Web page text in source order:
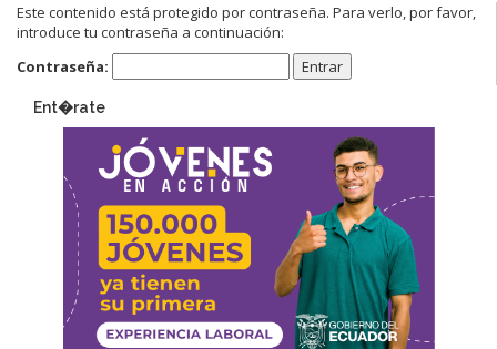
Este contenido está protegido por contraseña. Para verlo, por favor,
introduce tu contraseña a continuación:
Contraseña:
Ent�rate